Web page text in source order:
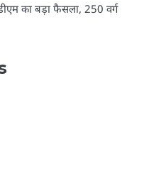
का बड़ा फैसला, 250 वर्ग